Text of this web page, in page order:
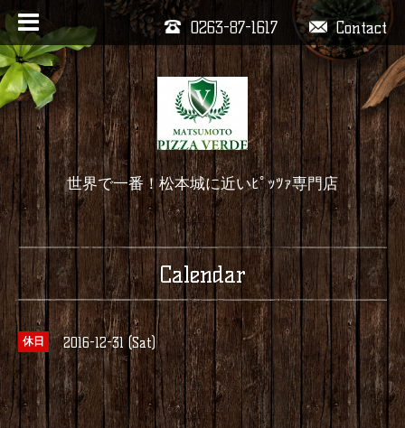
Contact
0263-87-1617
世界で一番！松本城に近いﾋﾟｯﾂｧ専門店
Calendar
休日 2016-12-31 (Sat)